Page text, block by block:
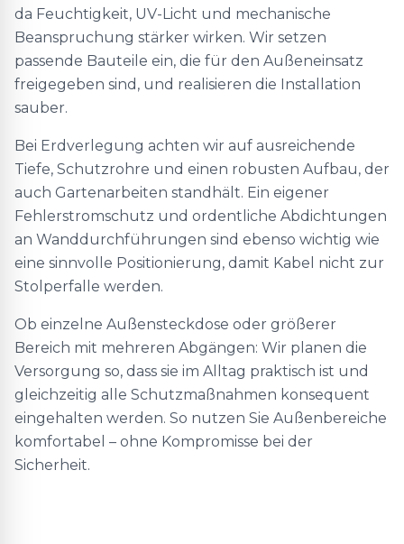
da Feuchtigkeit, UV-Licht und mechanische
Beanspruchung stärker wirken. Wir setzen
passende Bauteile ein, die für den Außeneinsatz
freigegeben sind, und realisieren die Installation
sauber.
Bei Erdverlegung achten wir auf ausreichende
Tiefe, Schutzrohre und einen robusten Aufbau, der
auch Gartenarbeiten standhält. Ein eigener
Fehlerstromschutz und ordentliche Abdichtungen
an Wanddurchführungen sind ebenso wichtig wie
eine sinnvolle Positionierung, damit Kabel nicht zur
Stolperfalle werden.
Ob einzelne Außensteckdose oder größerer
Bereich mit mehreren Abgängen: Wir planen die
Versorgung so, dass sie im Alltag praktisch ist und
gleichzeitig alle Schutzmaßnahmen konsequent
eingehalten werden. So nutzen Sie Außenbereiche
komfortabel – ohne Kompromisse bei der
Sicherheit.